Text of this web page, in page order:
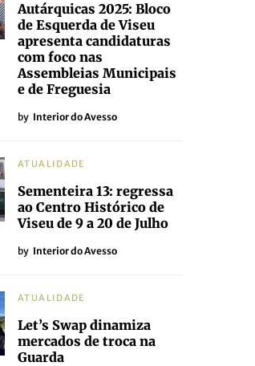
Autárquicas 2025: Bloco
de Esquerda de Viseu
apresenta candidaturas
com foco nas
Assembleias Municipais
e de Freguesia
by Interior do Avesso
ATUALIDADE
Sementeira 13: regressa
ao Centro Histórico de
Viseu de 9 a 20 de Julho
by Interior do Avesso
ATUALIDADE
Let’s Swap dinamiza
mercados de troca na
Guarda